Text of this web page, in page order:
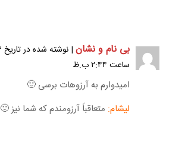
بی نام و نشان
ساعت ۲:۴۴ ب.ظ
امیدوارم به آرزوهات برسی 🙂
لیشام: متعاقباً آرزومندم که شما نیز 🙂